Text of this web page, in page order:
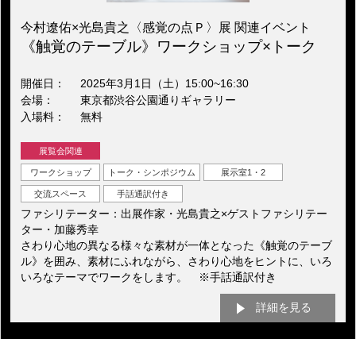
今村遼佑×光島貴之〈感覚の点Ｐ〉展 関連イベント
《触覚のテーブル》ワークショップ×トーク
開催日
2025年3月1日（土）15:00~16:30
会場
東京都渋谷公園通りギャラリー
入場料
無料
展覧会関連
ワークショップ トーク・シンポジウム 展示室1・2
交流スペース 手話通訳付き
ファシリテーター：出展作家・光島貴之×ゲストファシリテー
ター・加藤秀幸
さわり心地の異なる様々な素材が一体となった《触覚のテーブ
ル》を囲み、素材にふれながら、さわり心地をヒントに、いろ
いろなテーマでワークをします。 ※手話通訳付き
詳細を見る